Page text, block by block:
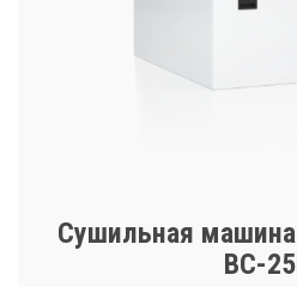
Сушильная машина
ВС-